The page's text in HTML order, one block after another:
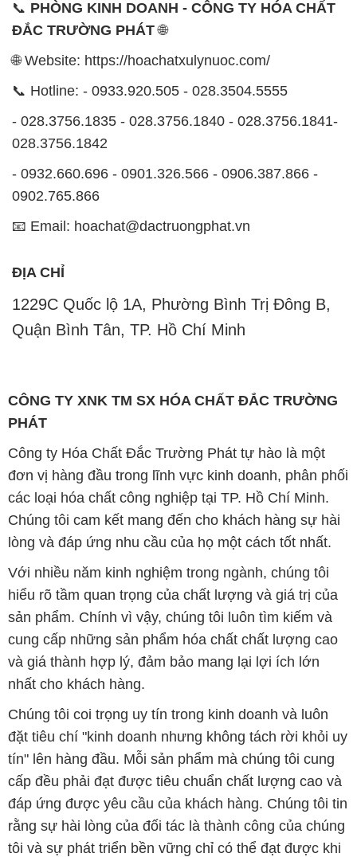
- 028.3756.1835 - 028.3756.1840 - 028.3756.1841-
0902.765.866
📧 Email: hoachat@dactruongphat.vn
ĐỊA CHỈ
1229C Quốc lộ 1A, Phường Bình Trị Đông B,
Quận Bình Tân, TP. Hồ Chí Minh
CÔNG TY XNK TM SX HÓA CHẤT ĐẮC TRƯỜNG
PHÁT
các loại hóa chất công nghiệp tại TP. Hồ Chí Minh.
Chúng tôi cam kết mang đến cho khách hàng sự hài
lòng và đáp ứng nhu cầu của họ một cách tốt nhất.
Với nhiều năm kinh nghiệm trong ngành, chúng tôi
hiểu rõ tầm quan trọng của chất lượng và giá trị của
sản phẩm. Chính vì vậy, chúng tôi luôn tìm kiếm và
cung cấp những sản phẩm hóa chất chất lượng cao
và giá thành hợp lý, đảm bảo mang lại lợi ích lớn
nhất cho khách hàng.
Chúng tôi coi trọng uy tín trong kinh doanh và luôn
đặt tiêu chí "kinh doanh nhưng không tách rời khỏi uy
tín" lên hàng đầu. Mỗi sản phẩm mà chúng tôi cung
cấp đều phải đạt được tiêu chuẩn chất lượng cao và
đáp ứng được yêu cầu của khách hàng. Chúng tôi tin
rằng sự hài lòng của đối tác là thành công của chúng
tôi và sự phát triển bền vững chỉ có thể đạt được khi
cùng nhau hợp tác và phát triển.
Với đội ngũ nhân viên chuyên nghiệp, giàu kinh
nghiệm và tận tâm, chúng tôi có khả năng đáp ứng
đa dạng các nhu cầu hóa chất của khách hàng từ các